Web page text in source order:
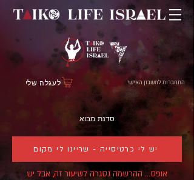
התחברות לחשבון האישי לעגלה שלי
סדנת מבוא
יש לי כרטיסייה - שריינו לי מקום
אופס... ההרשמה נסגרה לשיעור זה, אבל יש